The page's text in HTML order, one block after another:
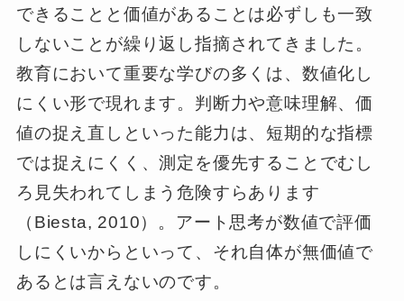
できることと価値があることは必ずしも一致
しないことが繰り返し指摘されてきました。
教育において重要な学びの多くは、数値化し
にくい形で現れます。判断力や意味理解、価
値の捉え直しといった能力は、短期的な指標
では捉えにくく、測定を優先することでむし
ろ見失われてしまう危険すらあります
（Biesta, 2010）。アート思考が数値で評価
しにくいからといって、それ自体が無価値で
あるとは言えないのです。